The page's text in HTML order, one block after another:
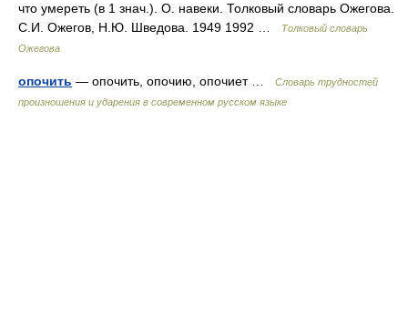
что умереть (в 1 знач.). О. навеки. Толковый словарь Ожегова.
С.И. Ожегов, Н.Ю. Шведова. 1949 1992 …
Толковый словарь
Ожегова
опочить — опочить, опочию, опочиет …
Словарь трудностей
произношения и ударения в современном русском языке